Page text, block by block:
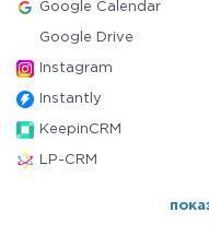
Google Calendar
Google Drive
Instagram
Instantly
KeepinCRM
LP-CRM